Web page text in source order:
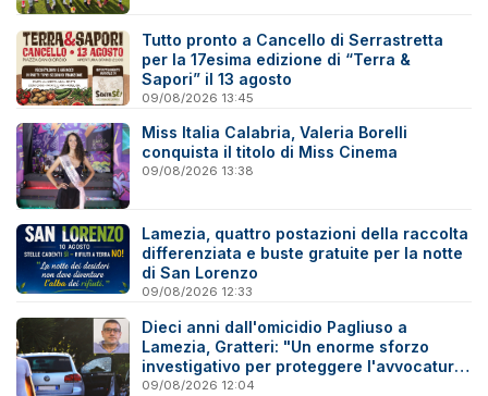
Tutto pronto a Cancello di Serrastretta
per la 17esima edizione di “Terra &
Sapori” il 13 agosto
09/08/2026 13:45
Miss Italia Calabria, Valeria Borelli
conquista il titolo di Miss Cinema
09/08/2026 13:38
Lamezia, quattro postazioni della raccolta
differenziata e buste gratuite per la notte
di San Lorenzo
09/08/2026 12:33
Dieci anni dall'omicidio Pagliuso a
Lamezia, Gratteri: "Un enorme sforzo
investigativo per proteggere l'avvocatura
onesta"
09/08/2026 12:04